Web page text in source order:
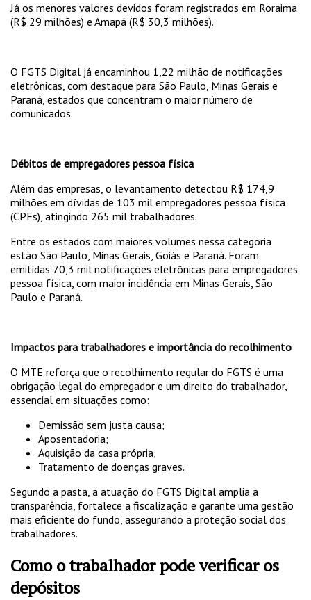
Já os menores valores devidos foram registrados em Roraima
(R$ 29 milhões) e Amapá (R$ 30,3 milhões).
O FGTS Digital já encaminhou 1,22 milhão de notificações
eletrônicas, com destaque para São Paulo, Minas Gerais e
Paraná, estados que concentram o maior número de
comunicados.
Débitos de empregadores pessoa física
Além das empresas, o levantamento detectou R$ 174,9
milhões em dívidas de 103 mil empregadores pessoa física
(CPFs), atingindo 265 mil trabalhadores.
Entre os estados com maiores volumes nessa categoria
estão São Paulo, Minas Gerais, Goiás e Paraná. Foram
emitidas 70,3 mil notificações eletrônicas para empregadores
pessoa física, com maior incidência em Minas Gerais, São
Paulo e Paraná.
Impactos para trabalhadores e importância do recolhimento
O MTE reforça que o recolhimento regular do FGTS é uma
obrigação legal do empregador e um direito do trabalhador,
essencial em situações como:
Demissão sem justa causa;
Aposentadoria;
Aquisição da casa própria;
Tratamento de doenças graves.
Segundo a pasta, a atuação do FGTS Digital amplia a
transparência, fortalece a fiscalização e garante uma gestão
mais eficiente do fundo, assegurando a proteção social dos
trabalhadores.
Como o trabalhador pode verificar os
depósitos